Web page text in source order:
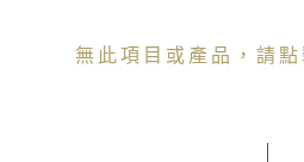
無此項目或產品，請